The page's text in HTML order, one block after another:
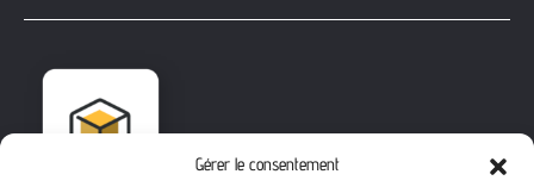
Gérer le consentement